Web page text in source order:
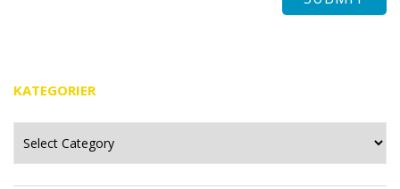
KATEGORIER